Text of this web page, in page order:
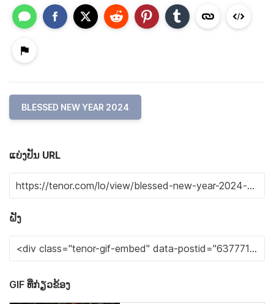
BLESSED NEW YEAR 2024
ແບ່ງປັນ URL
ຝັງ
GIF ທີ່ກ່ຽວຂ້ອງ